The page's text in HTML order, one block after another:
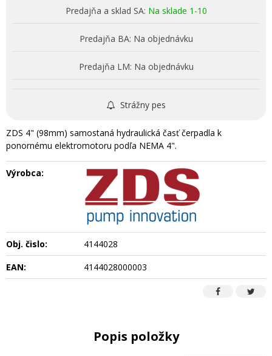
Predajňa a sklad SA: Na sklade 1-10
Predajňa BA: Na objednávku
Predajňa LM: Na objednávku
Strážny pes
ZDS 4" (98mm) samostaná hydraulická časť čerpadla k
ponornému elektromotoru podľa NEMA 4".
Výrobca:
Obj. čislo:
4144028
EAN:
4144028000003
Popis položky